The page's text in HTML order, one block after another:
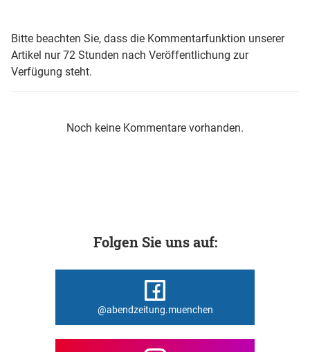
Bitte beachten Sie, dass die Kommentarfunktion unserer
Artikel nur 72 Stunden nach Veröffentlichung zur
Verfügung steht.
Noch keine Kommentare vorhanden.
Folgen Sie uns auf:
@abendzeitung.muenchen